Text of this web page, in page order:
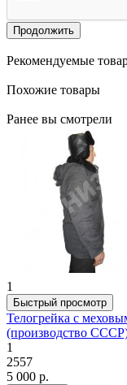
Продолжить
Рекомендуемые
Похожие товары
Ранее вы смотрели
1
Быстрый просмотр
Телогрейка с
(производство
1
2557
5 000 р.